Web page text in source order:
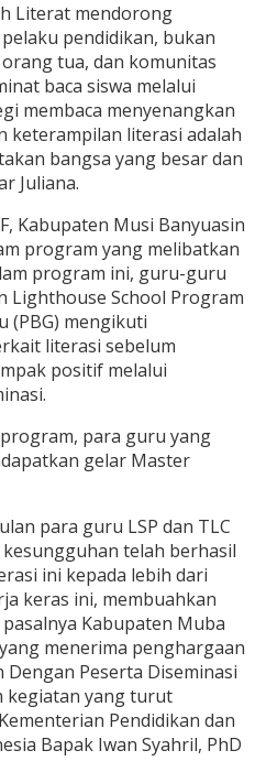
Literat mendorong
pendidikan, bukan
tua, dan komunitas
baca siswa melalui
membaca menyenangkan
keterampilan literasi adalah
bangsa yang besar dan
Juliana.
Kabupaten Musi Banyuasin
program yang melibatkan
program ini, guru-guru
Lighthouse School Program
(PBG) mengikuti
literasi sebelum
positif melalui
para guru yang
gelar Master
para guru LSP dan TLC
telah berhasil
ini kepada lebih dari
keras ini, membuahkan
Kabupaten Muba
menerima penghargaan
Peserta Diseminasi
kegiatan yang turut
Pendidikan dan
Bapak Iwan Syahril, PhD